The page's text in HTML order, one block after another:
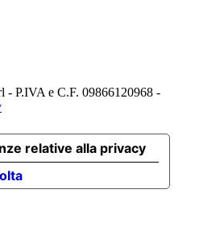
P.IVA e C.F. 09866120968 -
relative alla privacy